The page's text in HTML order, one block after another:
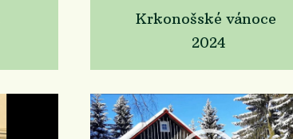
Krkonošské vánoce
2024
Video
přehrávač